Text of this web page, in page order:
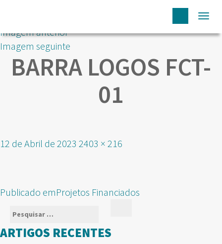
Imagem anterior
Imagem seguinte
BARRA LOGOS FCT-
01
Publicado
12 de Abril de 2023 Tamanho
2403 × 216
NAVEGAÇÃO
ARTIGOS
Publicado emProjetos Financiados
Pesquisar
por:
ARTIGOS RECENTES